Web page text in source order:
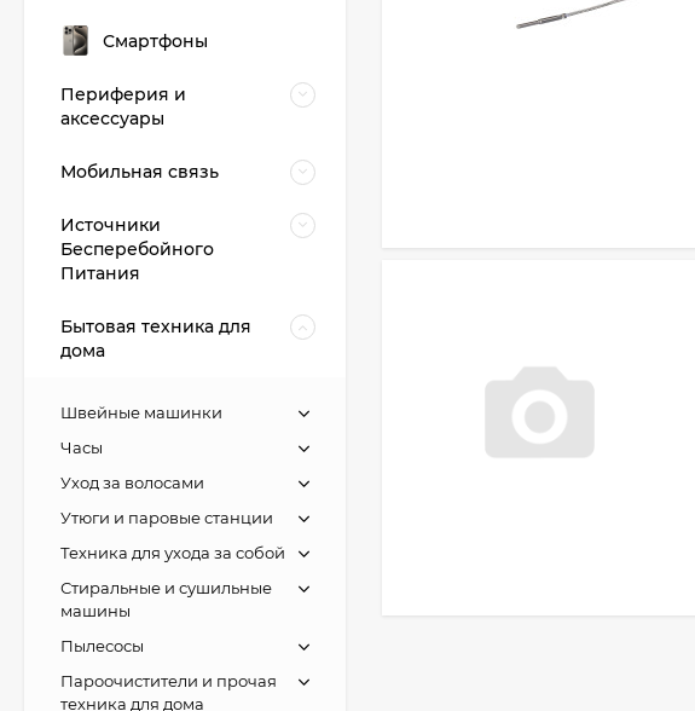
Смартфоны
Периферия и
аксессуары
Мобильная связь
Источники
Бесперебойного
Питания
Бытовая техника для
дома
Швейные машинки
Часы
Уход за волосами
Утюги и паровые станции
Техника для ухода за собой
Стиральные и сушильные
машины
Пылесосы
Пароочистители и прочая
техника для дома